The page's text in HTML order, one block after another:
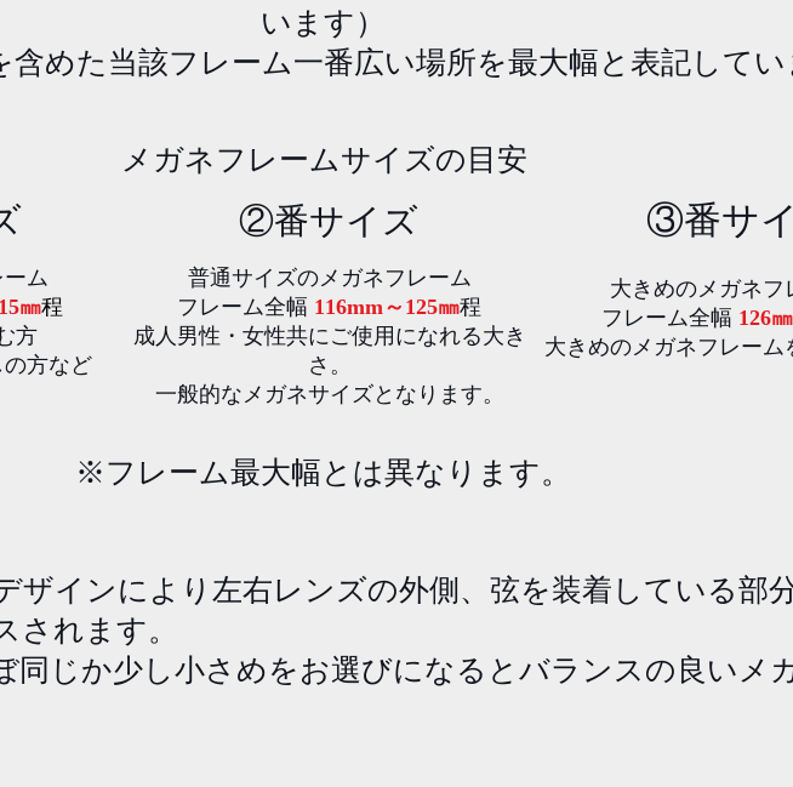
います）
めた当該フレーム一番広い場所を最大幅と表記してい
​メガネフレームサイズの目安
​②番サイズ ​③番サ
ム
㎜​程
方
方など
普通サイズのメガネフレーム
フレーム全幅 116mm～125㎜程
成人男性・女性共にご使用になれる大き
さ。
​一般的なメガネサイズとなります。
大きめのメガネフ
フレーム全幅 126㎜
大きめのメガネフレーム
​※フレーム最大幅とは異なります。
ザインにより左右レンズの外側、弦を装着している部
されます。
同じか少し小さめをお選びになるとバランスの良いメ